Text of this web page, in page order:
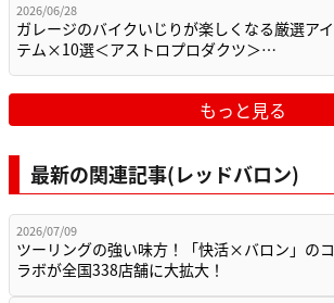
2026/06/28
ガレージのバイクいじりが楽しくなる厳選アイ
テム×10選＜アストロプロダクツ＞…
もっと見る
最新の関連記事(レッドバロン)
2026/07/09
ツーリングの強い味方！「快活×バロン」のコ
ラボが全国338店舗に大拡大！